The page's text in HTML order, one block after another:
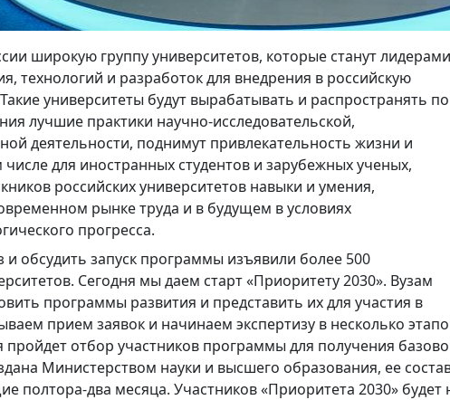
широкую группу университетов, которые станут
технологий и разработок для внедрения в российскую
университеты будут вырабатывать и распространять по
лучшие практики научно-исследовательской,
деятельности, поднимут привлекательность жизни и
для иностранных студентов и зарубежных ученых,
российских университетов навыки и умения,
рынке труда и в будущем в условиях
прогресса.
и обсудить запуск программы изъявили более 500
Сегодня мы даем старт «Приоритету 2030». Вузам
программы развития и представить их для участия в
прием заявок и начинаем экспертизу в несколько
пройдет отбор участников программы для получения
Министерством науки и высшего образования, ее
полтора-два месяца. Участников «Приоритета 2030» будет